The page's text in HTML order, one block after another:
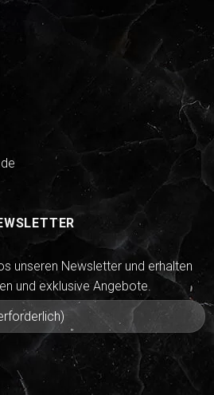
unseren Newsletter und erhalten
und exklusive Angebote.